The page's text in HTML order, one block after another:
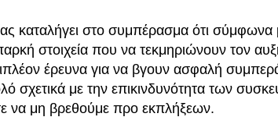
καταλήγει στο συμπέρασμα ότι σύμφωνα
στοιχεία που να τεκμηριώνουν τον
έρευνα για να βγουν ασφαλή
σχετικά με την επικινδυνότητα των
να μη βρεθούμε προ εκπλήξεων.